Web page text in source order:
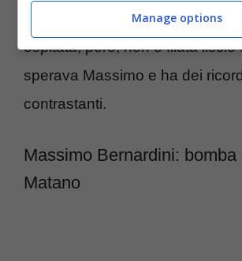
uscire un po’ dal suo porto
ospitata, però, non è filata liscio
sperava Massimo e ha dei
contrastanti.
Massimo Bernardini: bomba
Matano
Manage options